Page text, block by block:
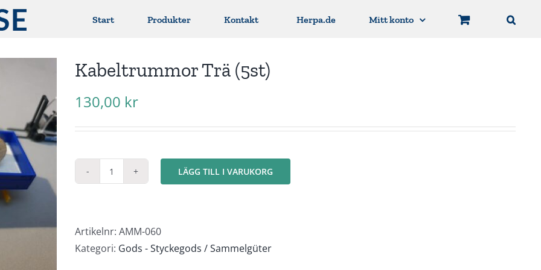
Start Produkter Kontakt Herpa.de Mitt konto
Kabeltrummor Trä (5st)
130,00 kr
Kabeltrummor
mängd
LÄGG TILL I VARUKORG
Artikelnr: AMM-060
Kategori: Gods - Styckegods / Sammelgüter